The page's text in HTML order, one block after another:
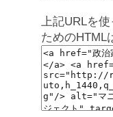
上記URLを
ためのHTML